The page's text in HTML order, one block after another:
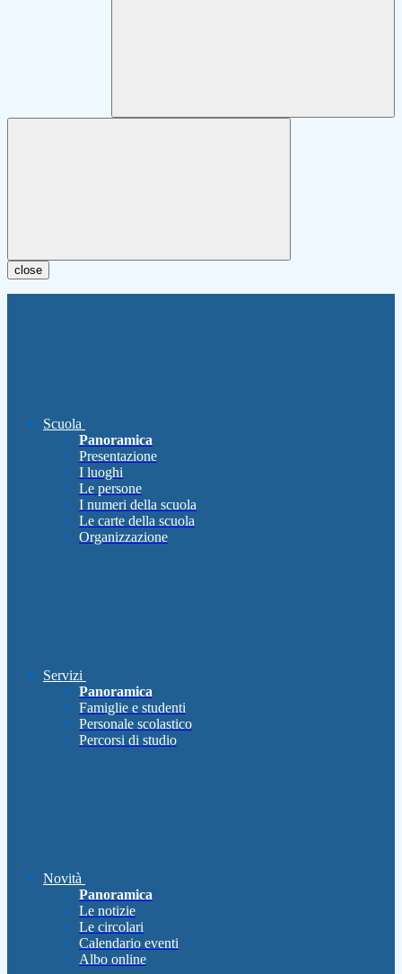
close
Scuola
Panoramica
Presentazione
I luoghi
Le persone
I numeri della scuola
Le carte della scuola
Organizzazione
Servizi
Panoramica
Famiglie e studenti
Personale scolastico
Percorsi di studio
Novità
Panoramica
Le notizie
Le circolari
Calendario eventi
Albo online